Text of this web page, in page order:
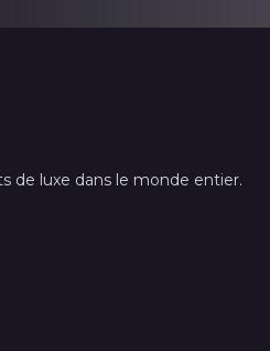
de luxe dans le monde entier.